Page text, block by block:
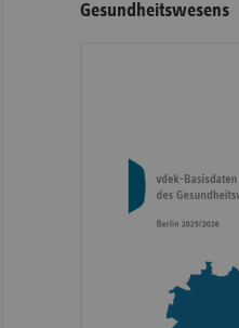
Gesundheitswesens